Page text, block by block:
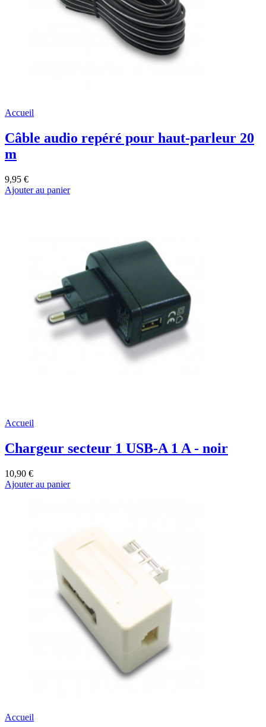
Accueil
Câble audio repéré pour haut-parleur 20
m
9,95 €
Ajouter au panier
Accueil
Chargeur secteur 1 USB-A 1 A - noir
10,90 €
Ajouter au panier
Accueil